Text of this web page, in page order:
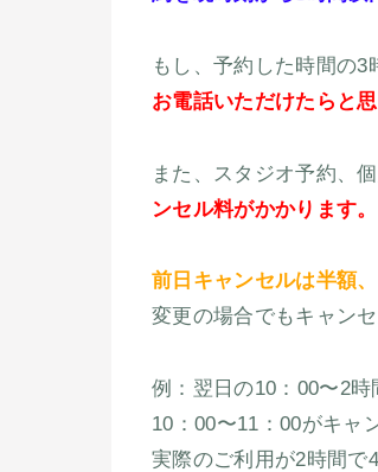
もし、予約した時間の
お電話いただけたらと思
また、スタジオ予約、
ンセル料がかかります。
前日キャンセルは半額
変更の場合でもキャン
例：翌日の10：00〜2時
10：00〜11：00がキャ
実際のご利用が2時間で